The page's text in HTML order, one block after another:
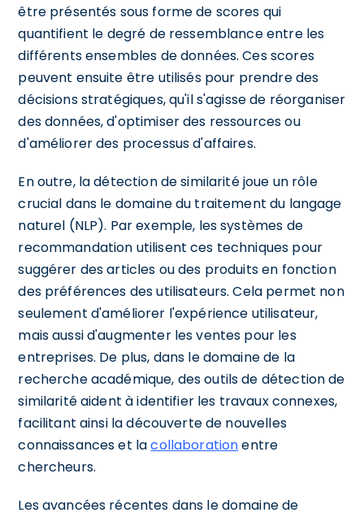
être présentés sous forme de scores qui
quantifient le degré de ressemblance entre les
différents ensembles de données. Ces scores
peuvent ensuite être utilisés pour prendre des
décisions stratégiques, qu'il s'agisse de réorganiser
des données, d'optimiser des ressources ou
d'améliorer des processus d'affaires.
En outre, la détection de similarité joue un rôle
crucial dans le domaine du traitement du langage
naturel (NLP). Par exemple, les systèmes de
recommandation utilisent ces techniques pour
suggérer des articles ou des produits en fonction
des préférences des utilisateurs. Cela permet non
seulement d'améliorer l'expérience utilisateur,
mais aussi d'augmenter les ventes pour les
entreprises. De plus, dans le domaine de la
recherche académique, des outils de détection de
similarité aident à identifier les travaux connexes,
facilitant ainsi la découverte de nouvelles
connaissances et lacollaborationentre
chercheurs.
Les avancées récentes dans le domaine de